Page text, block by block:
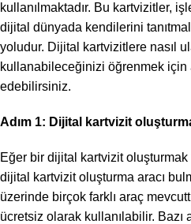
kullanılmaktadır. Bu kartvizitler,
dijital dünyada kendilerini
yoludur. Dijital kartvizitlere nasıl
kullanabileceğinizi öğrenmek için
edebilirsiniz.
Adım 1: Dijital kartvizit
Eğer bir dijital kartvizit
dijital kartvizit oluşturma aracı
üzerinde birçok farklı araç
ücretsiz olarak kullanılabilir.